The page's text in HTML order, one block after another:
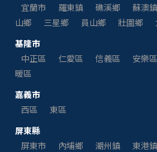
宜蘭市
羅東鎮 礁溪鄉 蘇澳鎮
山鄉
三星鄉 員山鄉 壯圍鄉
基隆市
中正區
仁愛區 信義區 安樂區
暖區
嘉義市
西區
東區
屏東縣
屏東市
內埔鄉 潮州鎮 東港鎮